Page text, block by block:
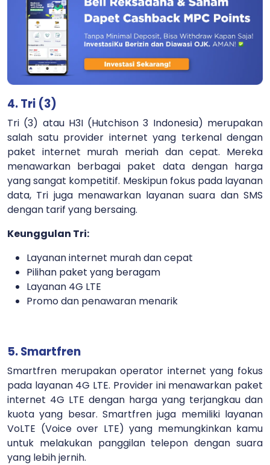
4. Tri (3)
Tri (3) atau H3I (Hutchison 3 Indonesia) merupakan
salah satu provider internet yang terkenal dengan
paket internet murah meriah dan cepat. Mereka
menawarkan berbagai paket data dengan harga
yang sangat kompetitif. Meskipun fokus pada layanan
data, Tri juga menawarkan layanan suara dan SMS
dengan tarif yang bersaing.
Keunggulan Tri:
Layanan internet murah dan cepat
Pilihan paket yang beragam
Layanan 4G LTE
Promo dan penawaran menarik
5. Smartfren
Smartfren merupakan operator internet yang fokus
pada layanan 4G LTE. Provider ini menawarkan paket
internet 4G LTE dengan harga yang terjangkau dan
kuota yang besar. Smartfren juga memiliki layanan
VoLTE (Voice over LTE) yang memungkinkan kamu
untuk melakukan panggilan telepon dengan suara
yang lebih jernih.